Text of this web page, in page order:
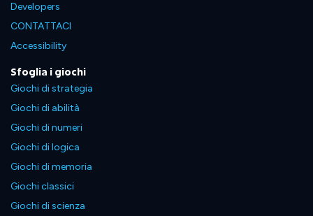
Developers
CONTATTACI
Accessibility
Sfoglia i giochi
Giochi di strategia
Giochi di abilità
Giochi di numeri
Giochi di logica
Giochi di memoria
Giochi classici
Giochi di scienza